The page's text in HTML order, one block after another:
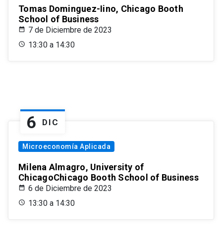
Tomas Dominguez-Iino, Chicago Booth
School of Business
7 de Diciembre de 2023
13:30 a 14:30
6 DIC
Microeconomía Aplicada
Milena Almagro, University of
ChicagoChicago Booth School of Business
6 de Diciembre de 2023
13:30 a 14:30